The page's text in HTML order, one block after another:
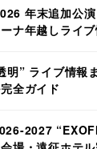
年末追加公
ナ年越しライ
” ライブ情報
全ガイド
2027